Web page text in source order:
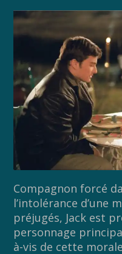
Compagnon forcé
l’intolérance d’une
préjugés, Jack est
personnage
à-vis de cette